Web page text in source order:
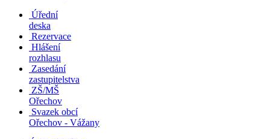
Úřední
deska
Rezervace
Hlášení
rozhlasu
Zasedání
zastupitelstva
ZŠ/MŠ
Ořechov
Svazek obcí
Ořechov - Vážany